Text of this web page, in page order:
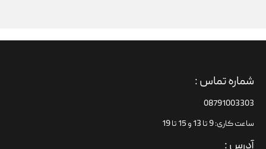
شماره تماس :
08791003303
ساعت کاری: 9 تا 13 و 15 تا 19